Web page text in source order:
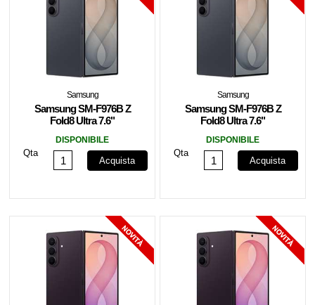
Samsung
Samsung SM-F976B Z
Fold8 Ultra 7.6"
DISPONIBILE
Qta
Acquista
Samsung
Samsung SM-F976B Z
Fold8 Ultra 7.6"
DISPONIBILE
Qta
Acquista